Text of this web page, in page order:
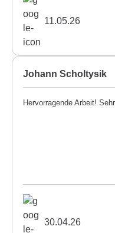
11.05.26
Johann Scholtysik
Hervorragende Arbeit!
30.04.26